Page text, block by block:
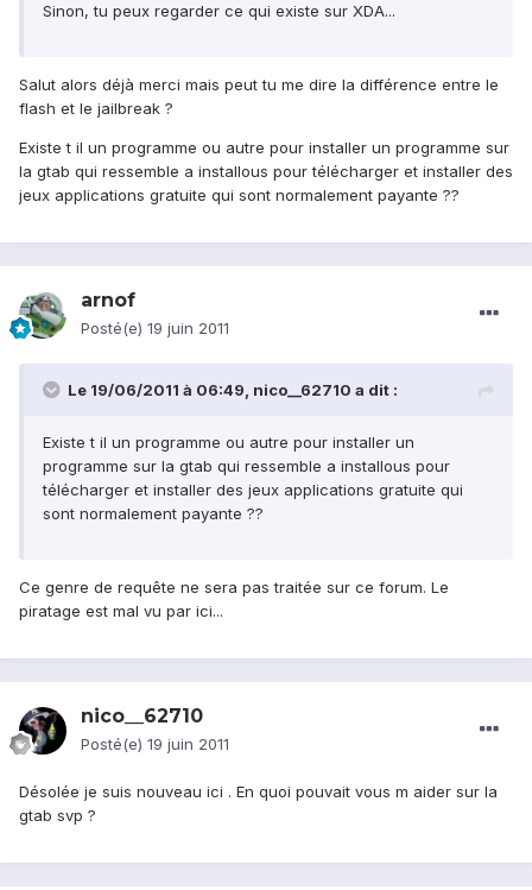
Sinon, tu peux regarder ce qui existe sur XDA...
Salut alors déjà merci mais peut tu me dire la différence entre le
flash et le jailbreak ?
Existe t il un programme ou autre pour installer un programme sur
la gtab qui ressemble a installous pour télécharger et installer des
jeux applications gratuite qui sont normalement payante ??
arnof
Posté(e) 19 juin 2011
Le 19/06/2011 à 06:49, nico__62710 a dit :
Existe t il un programme ou autre pour installer un
programme sur la gtab qui ressemble a installous pour
télécharger et installer des jeux applications gratuite qui
sont normalement payante ??
Ce genre de requête ne sera pas traitée sur ce forum. Le
piratage est mal vu par ici...
nico__62710
Posté(e) 19 juin 2011
Désolée je suis nouveau ici . En quoi pouvait vous m aider sur la
gtab svp ?